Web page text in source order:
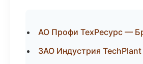
АО Профи ТехРесурс —
ЗАО Индустрия